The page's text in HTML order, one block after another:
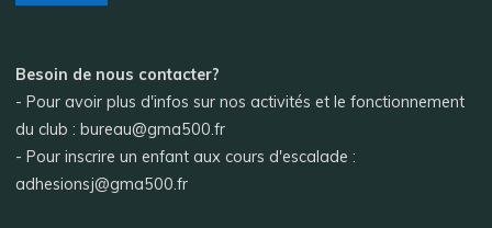
Besoin de nous contacter?
- Pour avoir plus d'infos sur nos activités et le fonctionnement
du club : bureau@gma500.fr
- Pour inscrire un enfant aux cours d'escalade :
adhesionsj@gma500.fr